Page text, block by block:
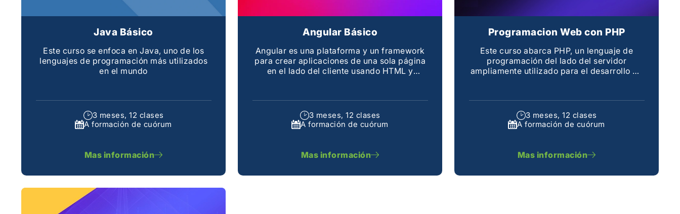
Java Básico
Este curso se enfoca en Java, uno de los
lenguajes de programación más utilizados
en el mundo
3 meses, 12 clases
A formación de cuórum
Mas información
Angular Básico
Angular es una plataforma y un framework
para crear aplicaciones de una sola página
en el lado del cliente usando HTML y
básica y opcional como un conjunto de
bibliotecas TypeScript
3 meses, 12 clases
A formación de cuórum
Mas información
Programacion Web con PHP
Este curso abarca PHP, un lenguaje de
programación del lado del servidor
ampliamente utilizado para el desarrollo de
3 meses, 12 clases
A formación de cuórum
Mas información